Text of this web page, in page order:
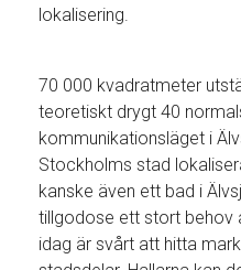
lokalisering.
70 000 kvadratmeter
teoretiskt drygt 40
kommunikationsläget i
Stockholms stad
kanske även ett bad i
tillgodose ett stort behov
idag är svårt att hitta